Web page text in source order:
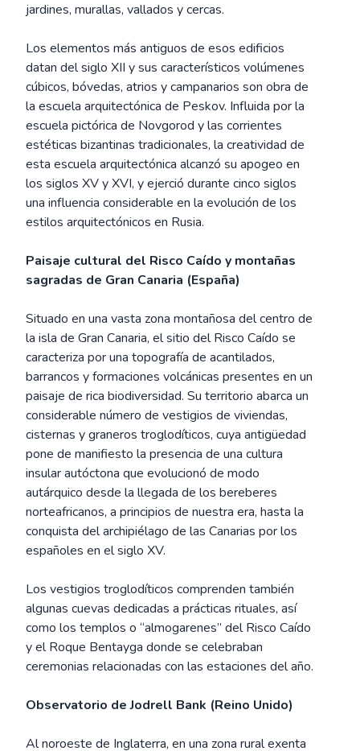
jardines, murallas, vallados y cercas.
Los elementos más antiguos de esos edificios
datan del siglo XII y sus característicos volúmenes
cúbicos, bóvedas, atrios y campanarios son obra de
la escuela arquitectónica de Peskov. Influida por la
escuela pictórica de Novgorod y las corrientes
estéticas bizantinas tradicionales, la creatividad de
esta escuela arquitectónica alcanzó su apogeo en
los siglos XV y XVI, y ejerció durante cinco siglos
una influencia considerable en la evolución de los
estilos arquitectónicos en Rusia.
Paisaje cultural del Risco Caído y montañas
sagradas de Gran Canaria (España)
Situado en una vasta zona montañosa del centro de
la isla de Gran Canaria, el sitio del Risco Caído se
caracteriza por una topografía de acantilados,
barrancos y formaciones volcánicas presentes en un
paisaje de rica biodiversidad. Su territorio abarca un
considerable número de vestigios de viviendas,
cisternas y graneros troglodíticos, cuya antigüedad
pone de manifiesto la presencia de una cultura
insular autóctona que evolucionó de modo
autárquico desde la llegada de los bereberes
norteafricanos, a principios de nuestra era, hasta la
conquista del archipiélago de las Canarias por los
españoles en el siglo XV.
Los vestigios troglodíticos comprenden también
algunas cuevas dedicadas a prácticas rituales, así
como los templos o “almogarenes” del Risco Caído
y el Roque Bentayga donde se celebraban
ceremonias relacionadas con las estaciones del año.
Observatorio de Jodrell Bank (Reino Unido)
Al noroeste de Inglaterra, en una zona rural exenta